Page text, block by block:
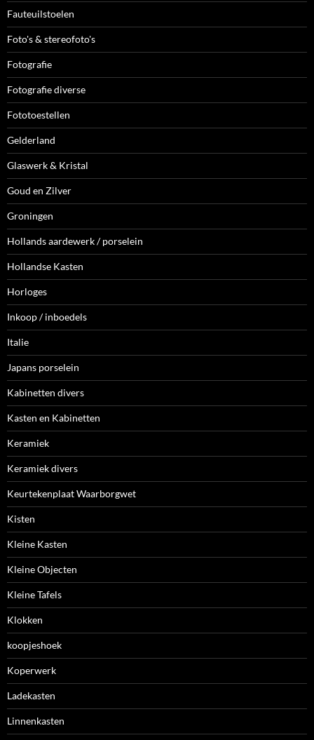
Fauteuilstoelen
Foto's & stereofoto's
Fotografie
Fotografie diverse
Fototoestellen
Gelderland
Glaswerk & Kristal
Goud en Zilver
Groningen
Hollands aardewerk / porselein
Hollandse Kasten
Horloges
Inkoop / inboedels
Italie
Japans porselein
Kabinetten divers
Kasten en Kabinetten
Keramiek
Keramiek divers
Keurtekenplaat Waarborgwet
Kisten
Kleine Kasten
Kleine Objecten
Kleine Tafels
Klokken
koopjeshoek
Koperwerk
Ladekasten
Linnenkasten